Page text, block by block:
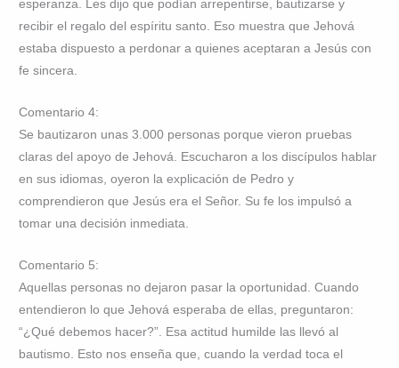
esperanza. Les dijo que podían arrepentirse, bautizarse y
recibir el regalo del espíritu santo. Eso muestra que Jehová
estaba dispuesto a perdonar a quienes aceptaran a Jesús con
fe sincera.
Comentario 4:
Se bautizaron unas 3.000 personas porque vieron pruebas
claras del apoyo de Jehová. Escucharon a los discípulos hablar
en sus idiomas, oyeron la explicación de Pedro y
comprendieron que Jesús era el Señor. Su fe los impulsó a
tomar una decisión inmediata.
Comentario 5:
Aquellas personas no dejaron pasar la oportunidad. Cuando
entendieron lo que Jehová esperaba de ellas, preguntaron:
“¿Qué debemos hacer?”. Esa actitud humilde las llevó al
bautismo. Esto nos enseña que, cuando la verdad toca el